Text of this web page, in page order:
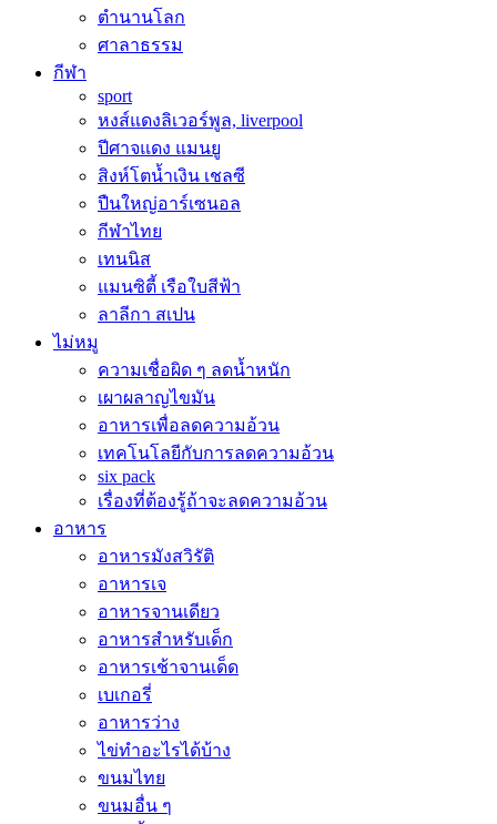
ตำนานโลก
ศาลาธรรม
กีฬา
sport
หงส์แดงลิเวอร์พูล, liverpool
ปีศาจแดง แมนยู
สิงห์โตน้ำเงิน เชลซี
ปืนใหญ่อาร์เซนอล
กีฬาไทย
เทนนิส
แมนซิตี้ เรือใบสีฟ้า
ลาลีกา สเปน
ไม่หมู
ความเชื่อผิด ๆ ลดน้ำหนัก
เผาผลาญไขมัน
อาหารเพื่อลดความอ้วน
เทคโนโลยีกับการลดความอ้วน
six pack
เรื่องที่ต้องรู้ถ้าจะลดความอ้วน
อาหาร
อาหารมังสวิรัติ
อาหารเจ
อาหารจานเดียว
อาหารสำหรับเด็ก
อาหารเช้าจานเด็ด
เบเกอรี่
อาหารว่าง
ไข่ทำอะไรได้บ้าง
ขนมไทย
ขนมอื่น ๆ